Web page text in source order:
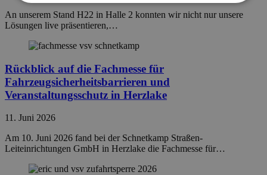
An unserem Stand H22 in Halle 2 konnten wir nicht nur unsere
Lösungen live präsentieren,…
Rückblick auf die Fachmesse für
Fahrzeugsicherheitsbarrieren und
Veranstaltungsschutz in Herzlake
11. Juni 2026
Am 10. Juni 2026 fand bei der Schnetkamp Straßen-
Leiteinrichtungen GmbH in Herzlake die Fachmesse für…